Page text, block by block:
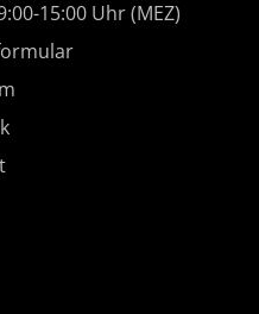
15:00 Uhr (MEZ)